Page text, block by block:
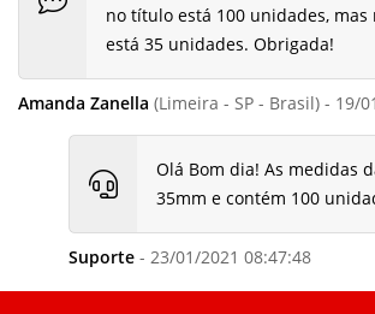
no título está 100 unidades, mas
está 35 unidades. Obrigada!
Amanda Zanella (Limeira - SP - Brasil) - 19/
Olá Bom dia! As medidas
35mm e contém 100
Suporte- 23/01/2021 08:47:48